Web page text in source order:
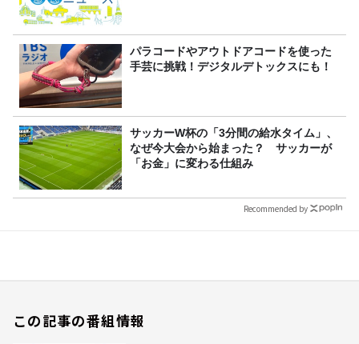
パラコードやアウトドアコードを使った
手芸に挑戦！デジタルデトックスにも！
サッカーW杯の「3分間の給水タイム」、
なぜ今大会から始まった？ サッカーが
「お金」に変わる仕組み
Recommended by
この記事の番組情報